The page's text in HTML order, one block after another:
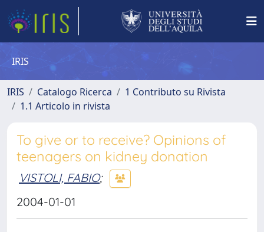
IRIS
IRIS Catalogo Ricerca
1 Contributo su Rivista
1.1 Articolo in rivista
To give or to receive? Opinions of
teenagers on kidney donation
VISTOLI, FABIO;
2004-01-01